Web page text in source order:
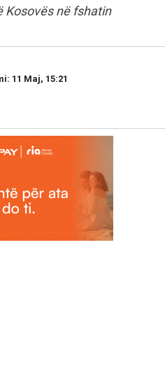
Kosovës në fshatin
11 Maj, 15:21